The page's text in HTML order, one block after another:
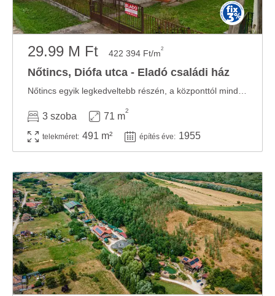
29.99 M Ft 422 394 Ft/m2
Nőtincs, Diófa utca - Eladó családi ház
3 szoba 71 m
2
telekméret: 491 m² építés éve: 1955